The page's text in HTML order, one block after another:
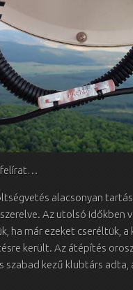
felírat…
alacsonyan
Az utolsó időkben
ha már ezeket cseréltük,
került. Az átépítés
szabad kezű klubtárs adta,